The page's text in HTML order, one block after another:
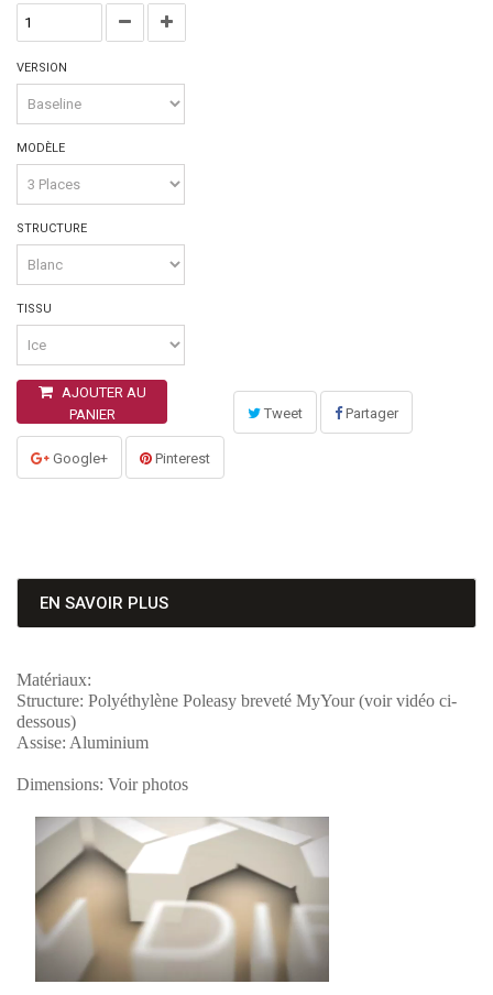
VERSION
MODÈLE
STRUCTURE
TISSU
AJOUTER AU
PANIER
Tweet Partager
Google+ Pinterest
EN SAVOIR PLUS
Matériaux:
Structure: Polyéthylène Poleasy breveté MyYour (voir vidéo ci-
dessous)
Assise: Aluminium
Dimensions: Voir photos